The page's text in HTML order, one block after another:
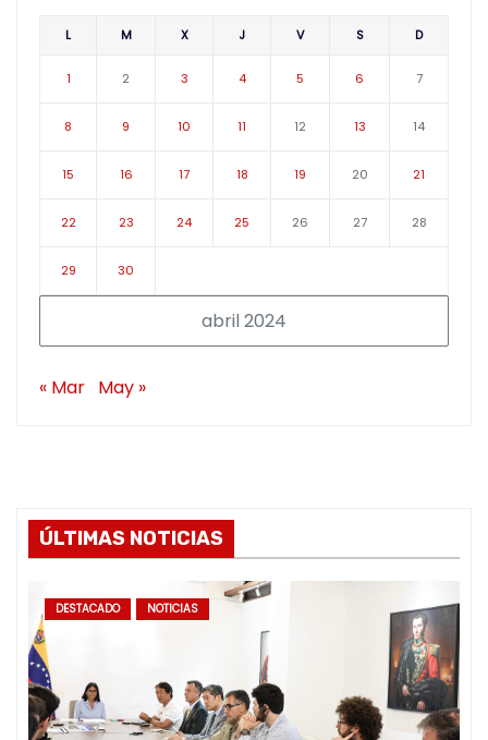
abril 2024
L M X J V S D
1 2 3 4 5 6 7
8 9 10 11 12 13 14
15 16 17 18 19 20 21
22 23 24 25 26 27 28
29 30
« Mar May »
ÚLTIMAS NOTICIAS
DESTACADO NOTICIAS